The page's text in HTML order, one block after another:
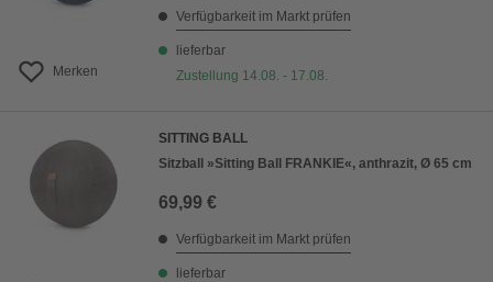
Merken
Verfügbarkeit im Markt prüfen
lieferbar
Zustellung 14.08. - 17.08.
SITTING BALL
Sitzball »Sitting Ball FRANKIE«, anthrazit, Ø 65 cm
69,99 €
Verfügbarkeit im Markt prüfen
lieferbar